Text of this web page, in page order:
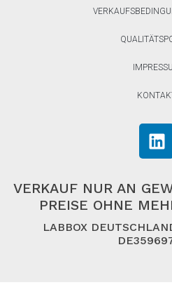
VERKAUF NUR AN
PREISE OHNE
LABBOX